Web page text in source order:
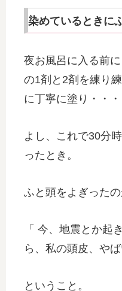
染めているときに
夜お風呂に入る前に
の1剤と2剤を練り
に丁寧に塗り・・・
よし、これで30分
ったとき。
ふと頭をよぎったの
「 今、地震とか起
ら、私の頭皮、や
ということ。